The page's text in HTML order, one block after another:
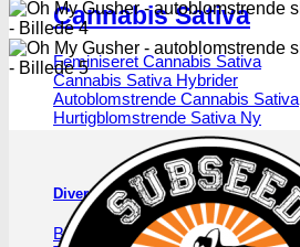
Cannabis Sativa
Feminiseret Cannabis Sativa
Cannabis Sativa Hybrider
Autoblomstrende Cannabis Sativa
Hurtigblomstrende Sativa
Diverse Cannabis Sativa frø
Billige Cannabis Sativa frø